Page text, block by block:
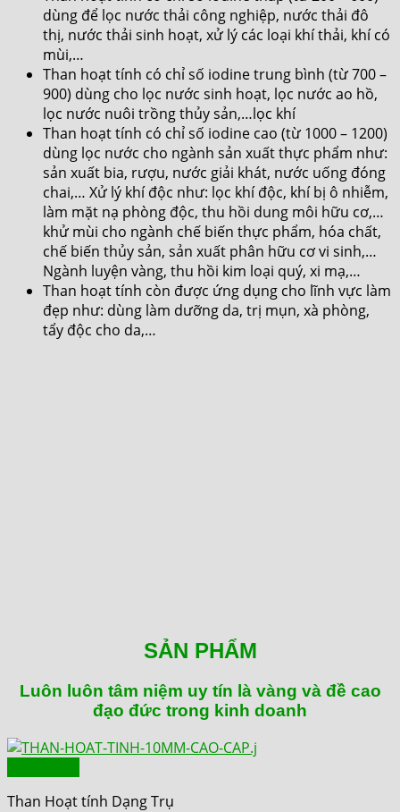
dùng để lọc nước thải công nghiệp, nước thải đô
thị, nước thải sinh hoạt, xử lý các loại khí thải, khí có
mùi,…
Than hoạt tính có chỉ số iodine trung bình (từ 700 –
900) dùng cho lọc nước sinh hoạt, lọc nước ao hồ,
lọc nước nuôi trồng thủy sản,…lọc khí
Than hoạt tính có chỉ số iodine cao (từ 1000 – 1200)
dùng lọc nước cho ngành sản xuất thực phẩm như:
sản xuất bia, rượu, nước giải khát, nước uống đóng
chai,… Xử lý khí độc như: lọc khí độc, khí bị ô nhiễm,
làm mặt nạ phòng độc, thu hồi dung môi hữu cơ,…
khử mùi cho ngành chế biến thực phẩm, hóa chất,
chế biến thủy sản, sản xuất phân hữu cơ vi sinh,…
Ngành luyện vàng, thu hồi kim loại quý, xi mạ,…
Than hoạt tính còn được ứng dụng cho lĩnh vực làm
đẹp như: dùng làm dưỡng da, trị mụn, xà phòng,
tẩy độc cho da,…
SẢN PHẨM
Luôn luôn tâm niệm uy tín là vàng và đề cao
đạo đức trong kinh doanh
Than Hoạt tính Dạng Trụ